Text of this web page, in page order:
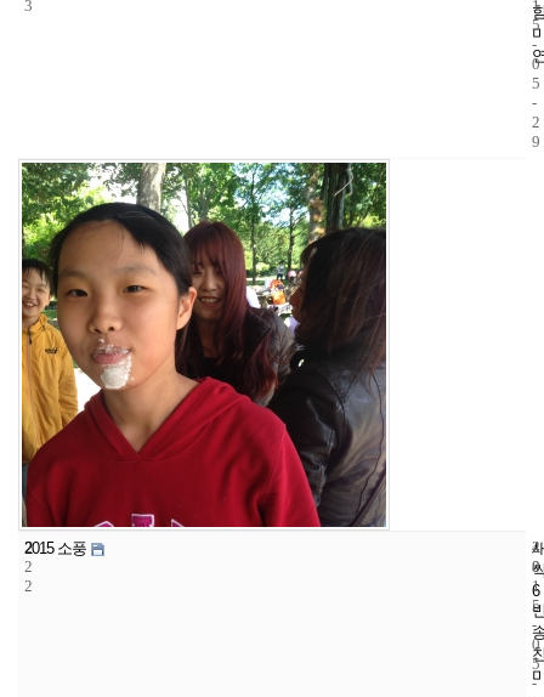
3
1
5
-
0
5
-
2
9
2
2
2
2015 소풍
6
4
8
2
0
1
5
-
0
5
-